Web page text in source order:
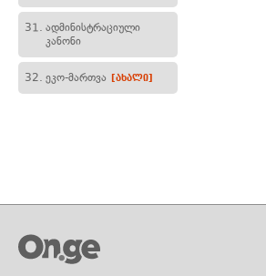
31. ადმინისტრაციული
კანონი
32. ეკო-მართვა [ახალი]